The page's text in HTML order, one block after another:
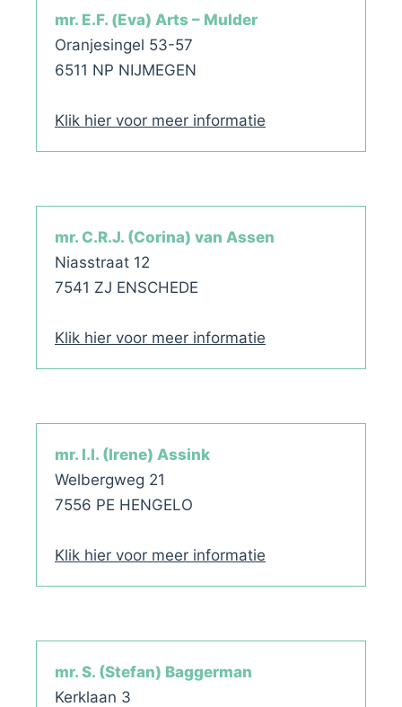
mr. E.F. (Eva) Arts – Mulder
Oranjesingel 53-57
6511 NP NIJMEGEN
Klik hier voor meer informatie
mr. C.R.J. (Corina) van Assen
Niasstraat 12
7541 ZJ ENSCHEDE
Klik hier voor meer informatie
mr. I.I. (Irene) Assink
Welbergweg 21
7556 PE HENGELO
Klik hier voor meer informatie
mr. S. (Stefan) Baggerman
Kerklaan 3